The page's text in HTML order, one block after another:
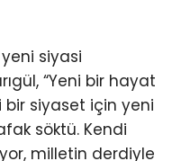
yeni siyasi
“Yeni bir hayat
bir siyaset için yeni
söktü. Kendi
milletin derdiyle